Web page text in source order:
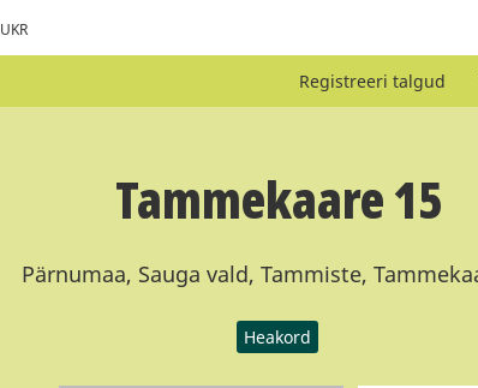
UKR
Registreeri talgud
Tammekaare 15
Pärnumaa, Sauga vald, Tammiste,
Heakord